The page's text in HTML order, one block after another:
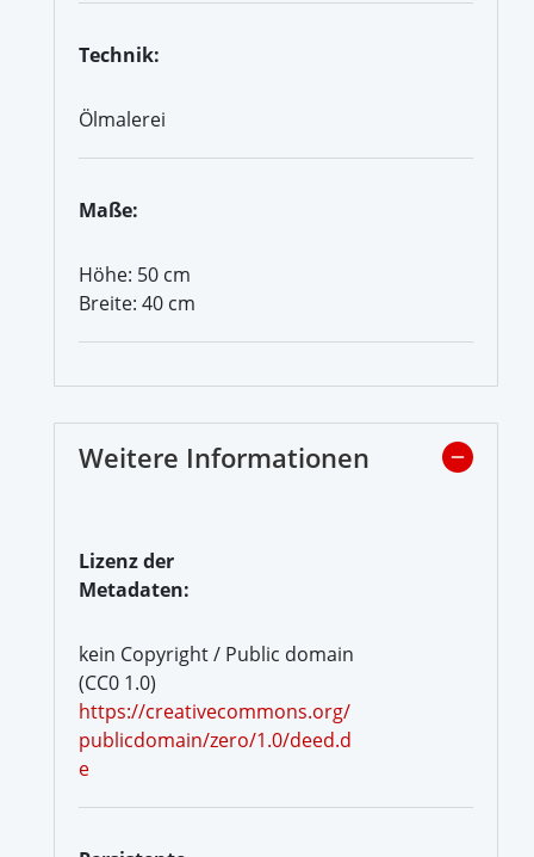
Technik:
Ölmalerei
Maße:
Höhe: 50 cm
Breite: 40 cm
Weitere Informationen
Lizenz der
Metadaten:
kein Copyright / Public domain
(CC0 1.0)
https://creativecommons.org/
publicdomain/zero/1.0/deed.d
e